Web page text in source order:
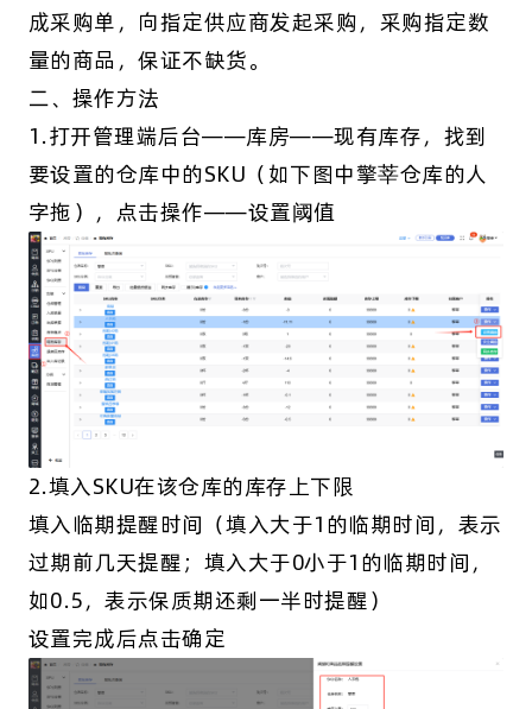
成采购单，向指定供应商发起采购，采购指定数
量的商品，保证不缺货。
二、操作方法
1.打开管理端后台——库房——现有库存，找到
要设置的仓库中的SKU（如下图中擎莘仓库的人
字拖），点击操作——设置阈值
2.填入SKU在该仓库的库存上下限
填入临期提醒时间（填入大于1的临期时间，表示
过期前几天提醒；填入大于0小于1的临期时间，
如0.5，表示保质期还剩一半时提醒）
设置完成后点击确定